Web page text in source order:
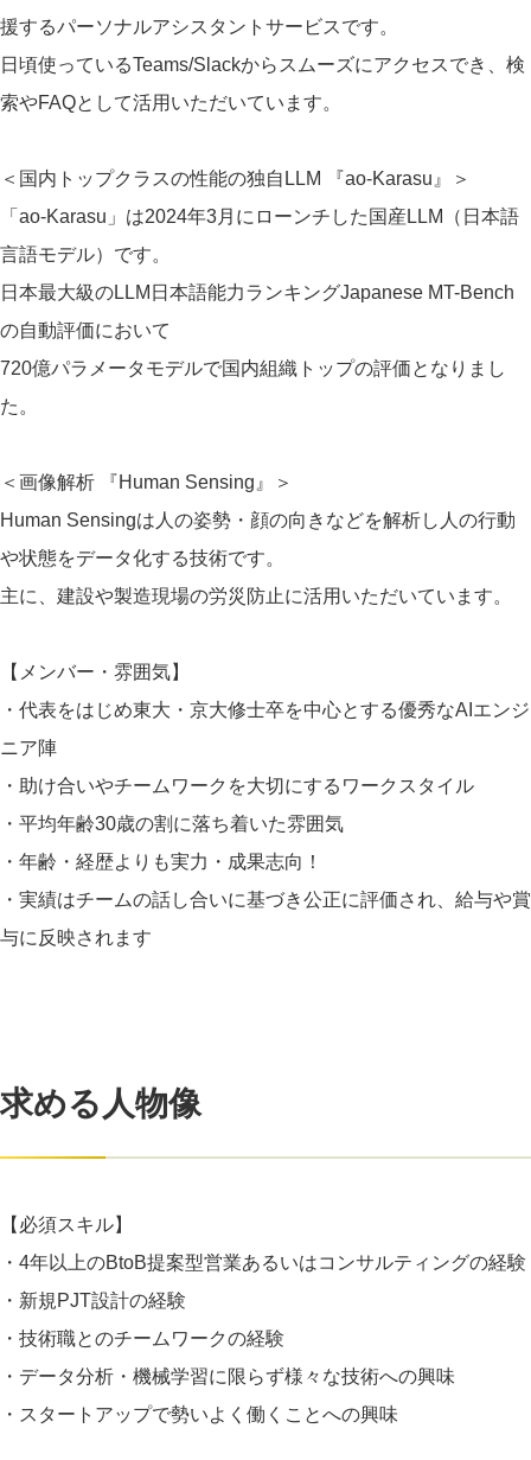
援するパーソナルアシスタントサービスです。
日頃使っているTeams/Slackからスムーズにアクセスでき、検
索やFAQとして活用いただいています。
＜国内トップクラスの性能の独自LLM 『ao-Karasu』＞
「ao-Karasu」は2024年3月にローンチした国産LLM（日本語
言語モデル）です。
日本最大級のLLM日本語能力ランキングJapanese MT-Bench
の自動評価において
720億パラメータモデルで国内組織トップの評価となりまし
た。
＜画像解析 『Human Sensing』＞
Human Sensingは人の姿勢・顔の向きなどを解析し人の行動
や状態をデータ化する技術です。
主に、建設や製造現場の労災防止に活用いただいています。
【メンバー・雰囲気】
・代表をはじめ東大・京大修士卒を中心とする優秀なAIエンジ
ニア陣
・助け合いやチームワークを大切にするワークスタイル
・平均年齢30歳の割に落ち着いた雰囲気
・年齢・経歴よりも実力・成果志向！
・実績はチームの話し合いに基づき公正に評価され、給与や賞
与に反映されます
求める人物像
【必須スキル】
・4年以上のBtoB提案型営業あるいはコンサルティングの経験
・新規PJT設計の経験
・技術職とのチームワークの経験
・データ分析・機械学習に限らず様々な技術への興味
・スタートアップで勢いよく働くことへの興味